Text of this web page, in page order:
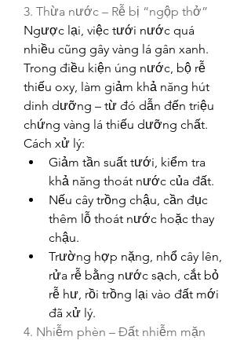
3. Thừa nước – Rễ bị “ngộp thở”
Ngược lại, việc tưới nước quá
nhiều cũng gây vàng lá gân xanh.
Trong điều kiện úng nước, bộ rễ
thiếu oxy, làm giảm khả năng hút
dinh dưỡng – từ đó dẫn đến triệu
chứng vàng lá thiếu dưỡng chất.
Cách xử lý:
Giảm tần suất tưới, kiểm tra
khả năng thoát nước của đất.
Nếu cây trồng chậu, cần đục
thêm lỗ thoát nước hoặc thay
chậu.
Trường hợp nặng, nhổ cây lên,
rửa rễ bằng nước sạch, cắt bỏ
rễ hư, rồi trồng lại vào đất mới
đã xử lý.
4. Nhiễm phèn – Đất nhiễm mặn